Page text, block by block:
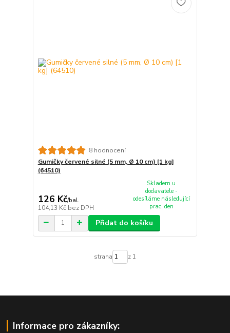
8 hodnocení
Gumičky červené silné (5 mm, Ø 10 cm) [1 kg]
(64510)
126 Kč/bal.
104,13 Kč bez DPH
Skladem u
dodavatele -
odesíláme následující
prac. den
Přidat do košíku
strana z 1
Informace pro zákazníky: